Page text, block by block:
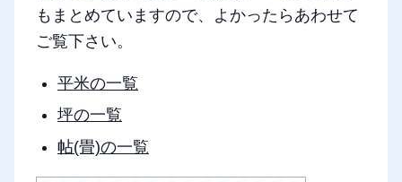
もまとめていますので、よかったらあわせて
ご覧下さい。
平米の一覧
坪の一覧
帖(畳)の一覧